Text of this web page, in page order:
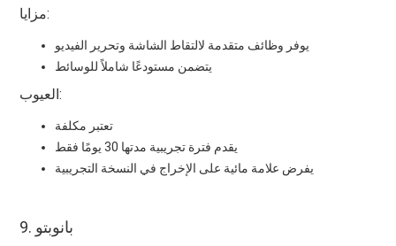
مزايا:
يوفر وظائف متقدمة لالتقاط الشاشة وتحرير الفيديو
يتضمن مستودعًا شاملاً للوسائط
العيوب:
تعتبر مكلفة
يقدم فترة تجريبية مدتها 30 يومًا فقط
يفرض علامة مائية على الإخراج في النسخة التجريبية
9. بانوبتو